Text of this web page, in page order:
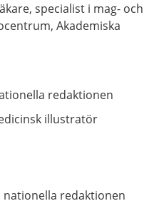
specialist i mag- och
Akademiska
redaktionen
illustratör
nationella redaktionen